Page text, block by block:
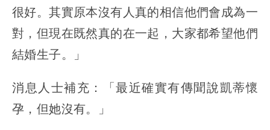
很好。其實原本沒有人真的相信他們會成為一
對，但現在既然真的在一起，大家都希望他們
結婚生子。」
消息人士補充：「最近確實有傳聞說凱蒂懷
孕，但她沒有。」